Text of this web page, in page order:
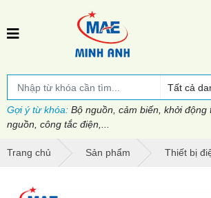
Tất cả
Gợi ý từ khóa: Bộ nguồn, cảm biến, khởi động
nguồn, công tắc điện,...
Trang chủ Sản phẩm Thiết bị